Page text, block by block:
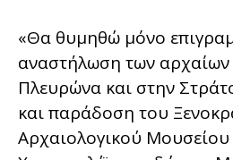
«Θα θυμηθώ μόνο
αναστήλωση των
Πλευρώνα και στην
και παράδοση του
Αρχαιολογικού Μουσείου